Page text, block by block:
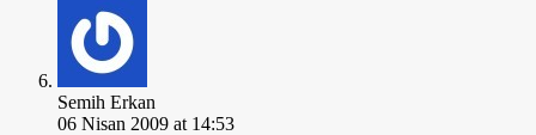
Semih Erkan
06 Nisan 2009 at 14:53